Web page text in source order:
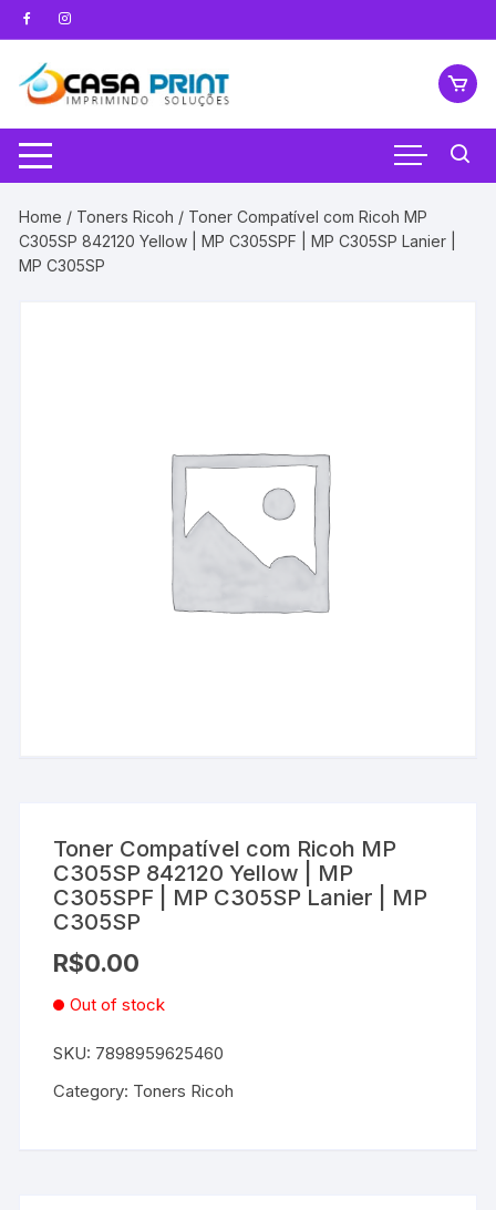
Pular
para
conteúdo
Home / Toners Ricoh / Toner Compatível com Ricoh MP
C305SP 842120 Yellow | MP C305SPF | MP C305SP Lanier |
MP C305SP
Toner Compatível com Ricoh MP
C305SP 842120 Yellow | MP
C305SPF | MP C305SP Lanier | MP
C305SP
R$0.00
Out of stock
SKU: 7898959625460
Category: Toners Ricoh